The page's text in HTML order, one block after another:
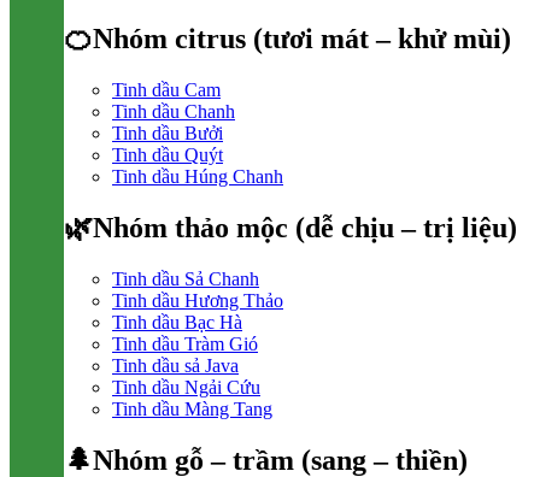
🍊Nhóm citrus (tươi mát – khử mùi)
Tinh dầu Cam
Tinh dầu Chanh
Tinh dầu Bưởi
Tinh dầu Quýt
Tinh dầu Húng Chanh
🌿Nhóm thảo mộc (dễ chịu – trị liệu)
Tinh dầu Sả Chanh
Tinh dầu Hương Thảo
Tinh dầu Bạc Hà
Tinh dầu Tràm Gió
Tinh dầu sả Java
Tinh dầu Ngải Cứu
Tinh dầu Màng Tang
🌲Nhóm gỗ – trầm (sang – thiền)